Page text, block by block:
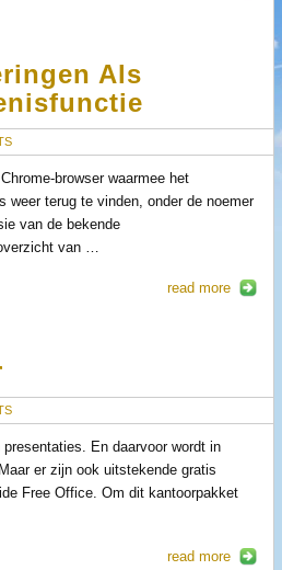
Als
browser waarmee het
weer terug te vinden, onder de noemer
van de bekende
van …
read more
En daarvoor wordt in
er zijn ook uitstekende gratis
Free Office. Om dit kantoorpakket
read more